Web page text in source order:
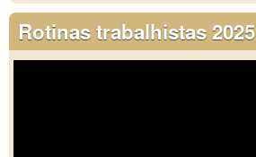
Rotinas trabalhistas 2025